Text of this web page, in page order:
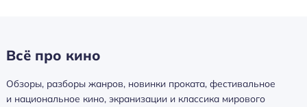
Всё про кино
Обзоры, разборы жанров, новинки проката, фестивальное
и национальное кино, экранизации и классика мирового